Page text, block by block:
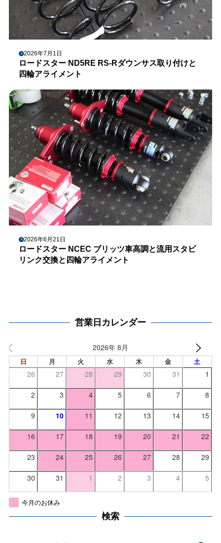
2026年7月1日
ロードスター ND5RE RS-Rダウンサス取り付けと
四輪アライメント
2026年6月21日
ロードスター NCEC ブリッツ車高調と流用スタビ
リンク交換と四輪アライメント
営業日カレンダー
2026年 8月
日 月 火 水 木 金 土
26 27 28 29 30 31 1
2 3 4 5 6 7 8
9 10 11 12 13 14 15
16 17 18 19 20 21 22
23 24 25 26 27 28 29
30 31 1 2 3 4 5
今月のお休み
検索